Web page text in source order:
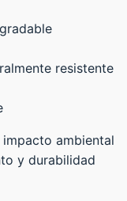
resistente
ambiental
y durabilidad